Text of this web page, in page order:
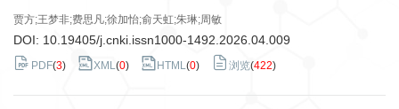
贾方;王梦非;费思凡;徐加怡;俞天虹;朱琳;周敏
DOI: 10.19405/j.cnki.issn1000-1492.2026.04.009
PDF(3) XML(0) HTML(0) 浏览(422)